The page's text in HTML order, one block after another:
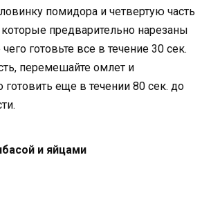
помидора и четвертую часть
предварительно нарезаны
готовьте все в течение 30 сек.
перемешайте омлет и
готовить еще в течении 80 сек. до
и яйцами